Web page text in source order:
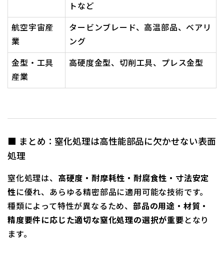
トなど
航空宇宙産
業
タービンブレード、高温部品、ベアリ
ング
金型・工具
産業
高硬度金型、切削工具、プレス金型
■ まとめ：窒化処理は高性能部品に欠かせない表面
処理
窒化処理は、 高硬度・耐摩耗性・耐腐食性・寸法安定
性に優れ、あらゆる精密部品に適用可能な技術です。
種類によって特性が異なるため、 部品の用途・材質・
精度要件に応じた適切な窒化処理の選択が重要となり
ます。